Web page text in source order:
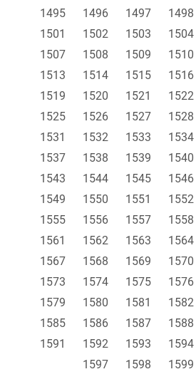
1495
1496 1497 1498
1501
1502 1503 1504
1507
1508 1509 1510
1513
1514 1515 1516
1519
1520 1521 1522
1525
1526 1527 1528
1531
1532 1533 1534
1537
1538 1539 1540
1543
1544 1545 1546
1549
1550 1551 1552
1555
1556 1557 1558
1561
1562 1563 1564
1567
1568 1569 1570
1573
1574 1575 1576
1579
1580 1581 1582
1585
1586 1587 1588
1591
1592 1593 1594
1597
1598 1599